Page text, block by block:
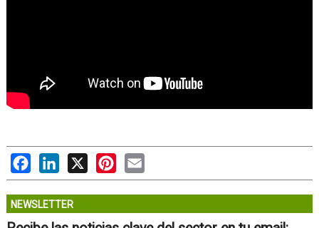
FacebookLinkedIn
X PinterestEmail
NEWSLETTER